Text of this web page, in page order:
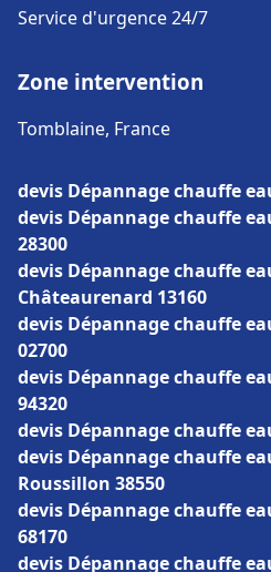
Service d'urgence 24/7
Zone intervention
Tomblaine, France
devis Dépannage chauffe
devis Dépannage chauffe
28300
devis Dépannage chauffe
Châteaurenard 13160
devis Dépannage chauffe
02700
devis Dépannage chauffe
94320
devis Dépannage chauffe
devis Dépannage chauffe
Roussillon 38550
devis Dépannage chauffe
68170
devis Dépannage chauffe